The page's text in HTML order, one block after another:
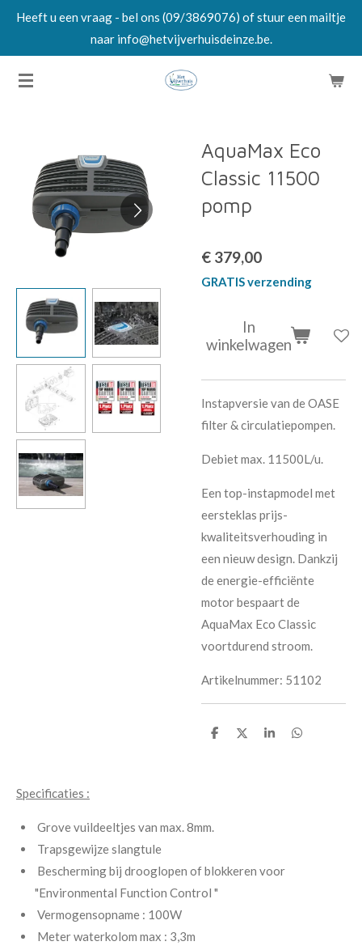
Ga
de
Heeft u een vraag - bel ons (09/3869076) of stuur een mailtje
naar info@hetvijverhuisdeinze.be.
AquaMax Eco
Classic 11500
pomp
€ 379,00
GRATIS verzending
In
winkelwagen
Instapversie van de OASE
filter & circulatiepompen.
Debiet max. 11500L/u.
Een top-instapmodel met
eersteklas prijs-
kwaliteitsverhouding in
een nieuw design. Dankzij
de energie-efficiënte
motor bespaart de
AquaMax Eco Classic
voortdurend stroom.
Artikelnummer: 51102
D
D
S
D
Specificaties :
Grove vuildeeltjes van max. 8mm.
Trapsgewijze slangtule
Bescherming bij drooglopen of blokkeren voor
"Environmental Function Control "
Vermogensopname : 100W
Meter waterkolom max : 3,3m